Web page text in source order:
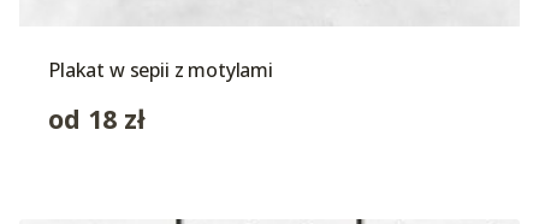
Plakat w sepii z motylami
od 18 zł